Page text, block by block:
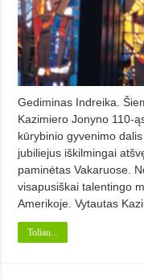
Gediminas Indreika.
Kazimiero Jonyno 110-
kūrybinio gyvenimo
jubiliejus iškilmingai
paminėtas Vakaruose.
visapusiškai talentingo
Amerikoje. Vytautas
Toliau...